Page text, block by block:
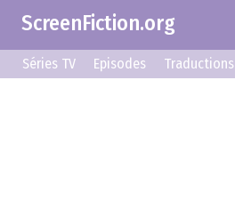
ScreenFiction.org
Séries TV Episodes Traductions